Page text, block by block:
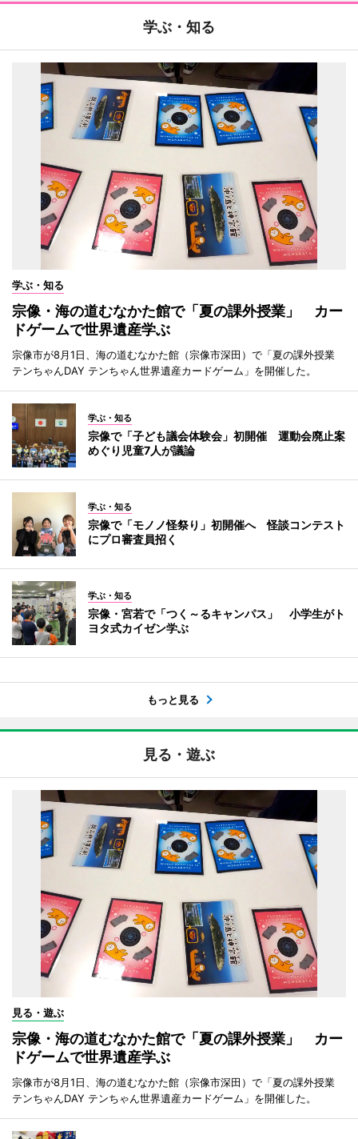
学ぶ・知る
学ぶ・知る
宗像・海の道むなかた館で「夏の課外授業」 カー
ドゲームで世界遺産学ぶ
宗像市が8月1日、海の道むなかた館（宗像市深田）で「夏の課外授業
テンちゃんDAY テンちゃん世界遺産カードゲーム」を開催した。
学ぶ・知る
宗像で「子ども議会体験会」初開催 運動会廃止案
めぐり児童7人が議論
学ぶ・知る
宗像で「モノノ怪祭り」初開催へ 怪談コンテスト
にプロ審査員招く
学ぶ・知る
宗像・宮若で「つく～るキャンパス」 小学生がト
ヨタ式カイゼン学ぶ
もっと見る
見る・遊ぶ
見る・遊ぶ
宗像・海の道むなかた館で「夏の課外授業」 カー
ドゲームで世界遺産学ぶ
宗像市が8月1日、海の道むなかた館（宗像市深田）で「夏の課外授業
テンちゃんDAY テンちゃん世界遺産カードゲーム」を開催した。